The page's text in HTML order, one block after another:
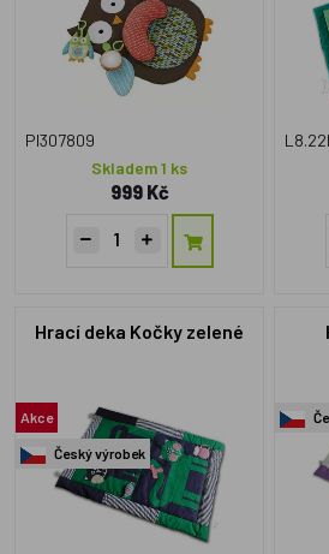
PI307809
Skladem 1 ks
999 Kč
Hrací deka Kočky zelené
Akce
Český výrobek